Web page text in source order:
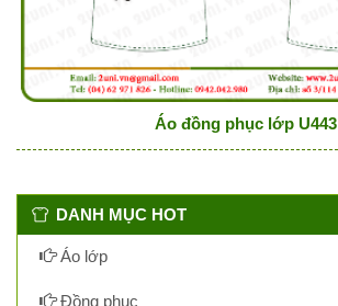
Áo đồng phục lớp U443
DANH MỤC HOT
Áo lớp
Đồng phục